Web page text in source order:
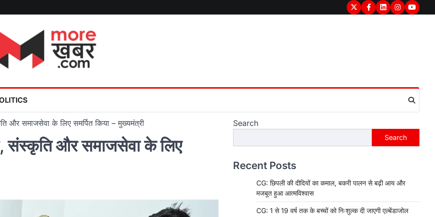
TwitterFacebook
LinkedInInstagram
और समाजसेवा के लिए समर्पित किया – मुख्यमंत्री
संस्कृति और समाजसेवा के लिए
Search
Search
Recent Posts
CG: छिपली की दीदियों का कमाल, बकरी पालन से बढ़ी आय और
मजबूत हुआ आत्मविश्वास
CG: 1 से 19 वर्ष तक के बच्चों को निःशुल्क दी जाएगी एल्बेंडाजोल